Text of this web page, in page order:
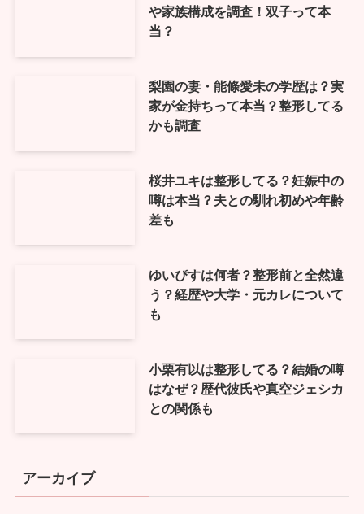
や家族構成を調査！双子って本
当？
梨園の妻・能條愛未の学歴は？実
家が金持ちって本当？整形してる
かも調査
桜井ユキは整形してる？妊娠中の
噂は本当？夫との馴れ初めや年齢
差も
ゆいぴすは何者？整形前と全然違
う？経歴や大学・元カレについて
も
小栗有以は整形してる？結婚の噂
はなぜ？歴代彼氏や真空ジェシカ
との関係も
アーカイブ